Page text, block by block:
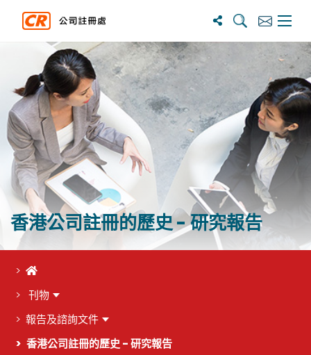
搜寻 订阅主选
香港公司註冊的歷史 - 研究報告
首頁
刊物
報告及諮詢文件
香港公司註冊的歷史 - 研究報告